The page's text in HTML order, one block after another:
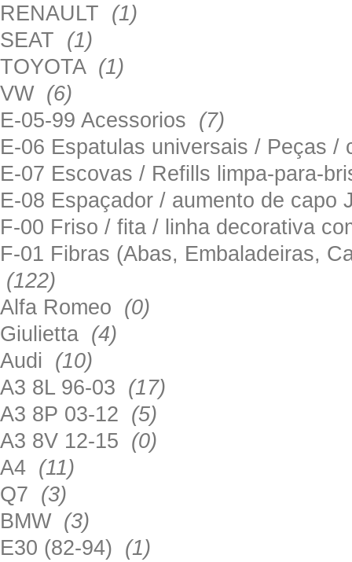
RENAULT (1)
SEAT (1)
TOYOTA (1)
VW (6)
E-05-99 Acessorios (7)
E-06 Espatulas universais / Peças
E-07 Escovas / Refills limpa-para-
E-08 Espaçador / aumento de
F-00 Friso / fita / linha decorativa
F-01 Fibras (Abas, Embaladeiras,
(122)
Alfa Romeo (0)
Giulietta (4)
Audi (10)
A3 8L 96-03 (17)
A3 8P 03-12 (5)
A3 8V 12-15 (0)
A4 (11)
Q7 (3)
BMW (3)
E30 (82-94) (1)